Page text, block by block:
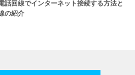
話回線でインターネット接続する方法と
の紹介